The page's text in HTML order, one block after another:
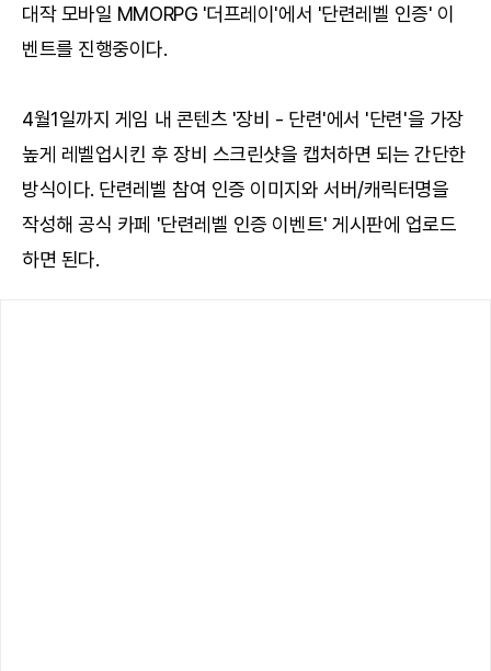
대작 모바일 MMORPG '더프레이'에서 '단련레벨 인증' 이
벤트를 진행중이다.
4월1일까지 게임 내 콘텐츠 '장비 - 단련'에서 '단련'을 가장
높게 레벨업시킨 후 장비 스크린샷을 캡처하면 되는 간단한
방식이다. 단련레벨 참여 인증 이미지와 서버/캐릭터명을
작성해 공식 카페 '단련레벨 인증 이벤트' 게시판에 업로드
하면 된다.